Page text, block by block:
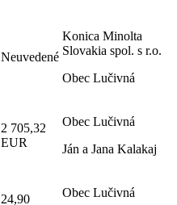
Neuvedené
Konica Minolta
Slovakia spol. s r.o.
Obec Lučivná
2 705,32
EUR
Obec Lučivná
Ján a Jana Kalakaj
24,90
Obec Lučivná